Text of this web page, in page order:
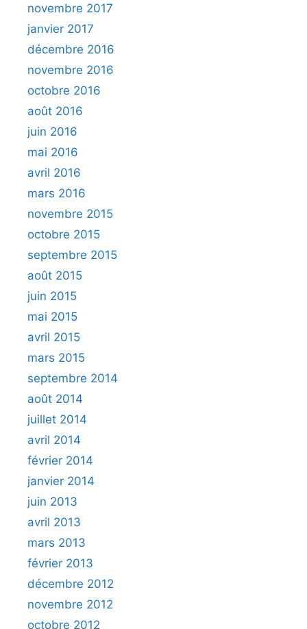
novembre 2017
janvier 2017
décembre 2016
novembre 2016
octobre 2016
août 2016
juin 2016
mai 2016
avril 2016
mars 2016
novembre 2015
octobre 2015
septembre 2015
août 2015
juin 2015
mai 2015
avril 2015
mars 2015
septembre 2014
août 2014
juillet 2014
avril 2014
février 2014
janvier 2014
juin 2013
avril 2013
mars 2013
février 2013
décembre 2012
novembre 2012
octobre 2012